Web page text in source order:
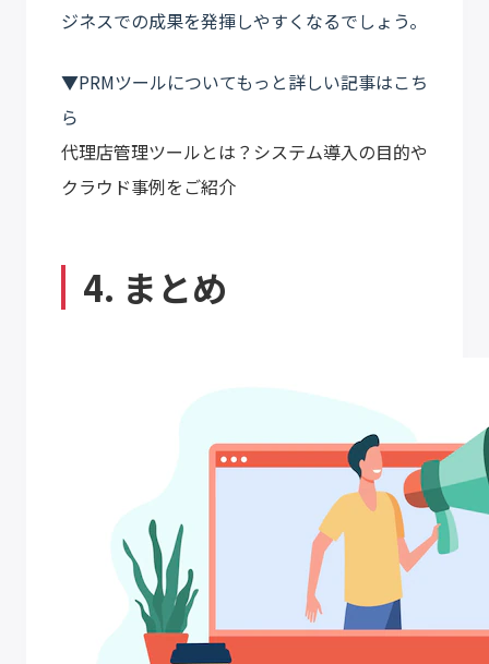
ジネスでの成果を発揮しやすくなるでしょう。
▼PRMツールについてもっと詳しい記事はこち
ら
代理店管理ツールとは？システム導入の目的や
クラウド事例をご紹介
4. まとめ